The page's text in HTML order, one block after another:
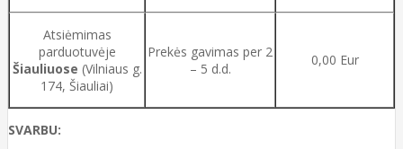
Atsiėmimas
parduotuvėje
Šiauliuose (Vilniaus g.
174, Šiauliai)
Prekės gavimas per 2
– 5 d.d.
0,00 Eur
SVARBU: